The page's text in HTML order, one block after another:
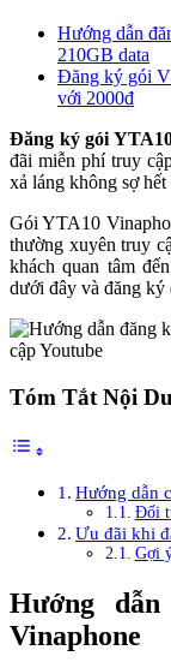
Hướng dẫn
210GB data
Đăng ký gói
với 2000đ
Đăng ký gói
đãi miễn phí truy
xả láng không sợ
Gói YTA10
thường xuyên truy
khách quan tâm
dưới đây và đăng ký
Tóm Tắt Nội
Hướng dẫn
Đối
Ưu đãi khi
Gợi
Hướng
Vinaphone